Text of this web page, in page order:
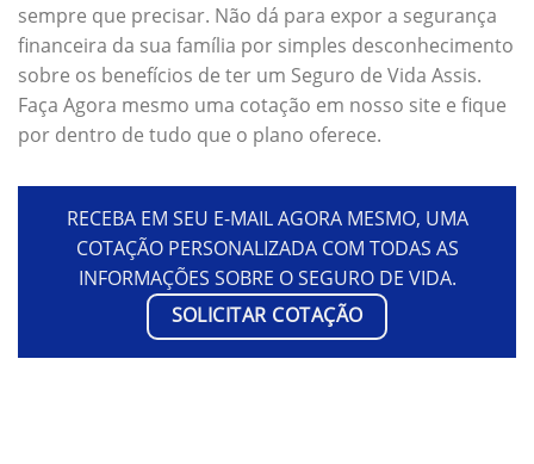
sempre que precisar. Não dá para expor a segurança
financeira da sua família por simples desconhecimento
sobre os benefícios de ter um Seguro de Vida Assis.
Faça Agora mesmo uma cotação em nosso site e fique
por dentro de tudo que o plano oferece.
RECEBA EM SEU E-MAIL AGORA MESMO, UMA
COTAÇÃO PERSONALIZADA COM TODAS AS
INFORMAÇÕES SOBRE O SEGURO DE VIDA.
SOLICITAR COTAÇÃO